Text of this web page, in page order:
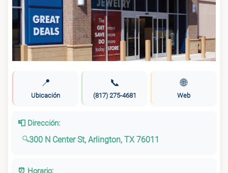
📍
Ubicación
📞
(817) 275-4681
🌐
Web
📮 Dirección:
300 N Center St, Arlington, TX 76011
⏰ Horario: